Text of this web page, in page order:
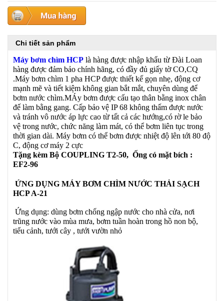
Chi tiết sản phẩm
Máy bơm chìm HCP là hàng được nhập khẩu từ Đài Loan
hàng được đảm bảo chính hãng, có đầy đủ giấy tờ CO,CQ
.Máy bơm chìm 1 pha HCP được thiết kế gọn nhẹ, động cơ
mạnh mẽ và tiết kiệm không gian bắt mắt, chuyên dùng để
bơm nước chìm.MÁy bơm được cấu tạo thân bằng inox chân
đế làm bằng gang. Cấp bảo vệ IP 68 không thấm được nước
và tránh vô nước áp lực cao từ tất cả các hướng,có rờ le bảo
vệ trong nước, chức năng làm mát, có thể bơm liên tục trong
thời gian dài. Máy bơm có thể bơm được nhiệt độ lên tới 80 độ
C, động cơ máy 2 cực
Tặng kèm Bộ COUPLING T2-50, Ống có mặt bích :
EF2-96
ỨNG DỤNG MÁY BƠM CHÌM NƯỚC THẢI SẠCH
HCP A-21
Ứng dụng: dùng bơm chống ngập nước cho nhà cửa, nơi
trũng nước vào mùa mưa, bơm tuần hoàn trong hồ non bộ,
tiểu cảnh, tưới cây , tưới vườn nhỏ